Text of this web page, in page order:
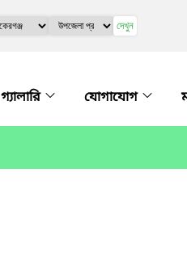
দেখুন
গ্যালারি যোগাযোগ